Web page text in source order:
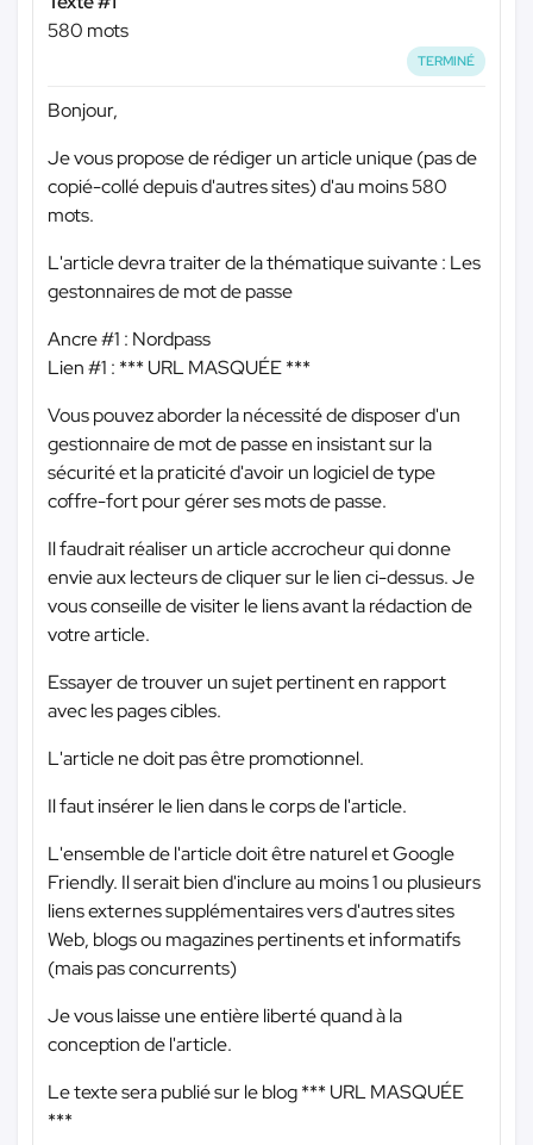
580 mots
TERMINÉ
Bonjour,
Je vous propose de rédiger un article unique (pas de
copié-collé depuis d'autres sites) d'au moins 580
mots.
L'article devra traiter de la thématique suivante : Les
gestonnaires de mot de passe
Ancre #1 : Nordpass
Lien #1 : *** URL MASQUÉE ***
Vous pouvez aborder la nécessité de disposer d'un
gestionnaire de mot de passe en insistant sur la
sécurité et la praticité d'avoir un logiciel de type
coffre-fort pour gérer ses mots de passe.
Il faudrait réaliser un article accrocheur qui donne
envie aux lecteurs de cliquer sur le lien ci-dessus. Je
vous conseille de visiter le liens avant la rédaction de
votre article.
Essayer de trouver un sujet pertinent en rapport
avec les pages cibles.
L'article ne doit pas être promotionnel.
Il faut insérer le lien dans le corps de l'article.
L'ensemble de l'article doit être naturel et Google
Friendly. Il serait bien d'inclure au moins 1 ou plusieurs
liens externes supplémentaires vers d'autres sites
Web, blogs ou magazines pertinents et informatifs
(mais pas concurrents)
Je vous laisse une entière liberté quand à la
conception de l'article.
Le texte sera publié sur le blog*** URL MASQUÉE
***